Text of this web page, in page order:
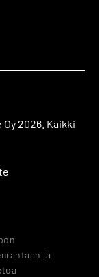
2026. Kaikki
ja